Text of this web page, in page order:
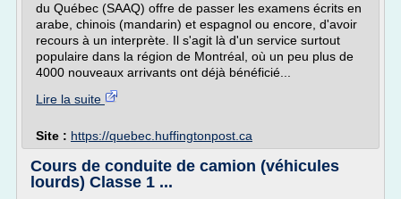
du Québec (SAAQ) offre de passer les examens écrits en
arabe, chinois (mandarin) et espagnol ou encore, d'avoir
recours à un interprète. Il s'agit là d'un service surtout
populaire dans la région de Montréal, où un peu plus de
4000 nouveaux arrivants ont déjà bénéficié...
Lire la suite
Site : https://quebec.huffingtonpost.ca
Cours de conduite de camion (véhicules
lourds) Classe 1 ...